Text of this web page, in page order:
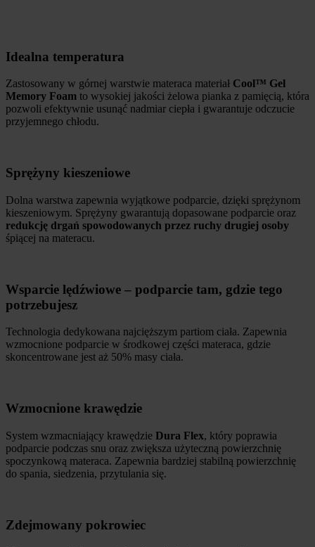
Idealna temperatura
Zastosowany w górnej warstwie materaca materiał Cool™ Gel
Memory Foam to wysokiej jakości żelowa pianka z pamięcią, która
pozwoli efektywnie usunąć nadmiar ciepła i gwarantuje odczucie
przyjemnego chłodu.
Sprężyny kieszeniowe
Dolna warstwa zapewnia wyjątkowe podparcie, dzięki sprężynom
kieszeniowym. Sprężyny gwarantują dopasowane podparcie oraz
redukcję drgań spowodowanych przez ruchy drugiej osoby
śpiącej na materacu.
Wsparcie lędźwiowe – podparcie tam, gdzie tego
potrzebujesz
Technologia dedykowana najcięższym partiom ciała. Zapewnia
wzmocnione podparcie w środkowej części materaca, gdzie
skoncentrowane jest aż 50% masy ciała.
Wzmocnione krawędzie
System wzmacniający krawędzie Dura Flex, który poprawia
podparcie podczas snu oraz zwiększa użyteczną powierzchnię
spoczynkową materaca. Zapewnia bardziej stabilną powierzchnię
do spania, siedzenia, przytulania się.
Zdejmowany pokrowiec